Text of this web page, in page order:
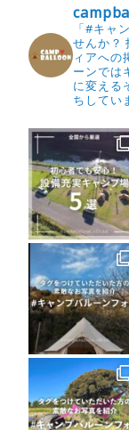
「#キャ
せんか？
ィアへの
ーンでは
に変える
ちしてい